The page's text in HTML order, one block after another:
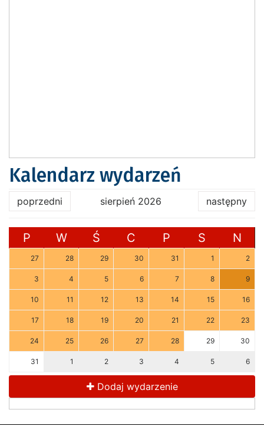
Kalendarz wydarzeń
poprzedni sierpień 2026 następny
P W Ś C P S N
27 28 29 30 31 1 2
3 4 5 6 7 8 9
10 11 12 13 14 15 16
17 18 19 20 21 22 23
24 25 26 27 28 29 30
31 1 2 3 4 5 6
Dodaj wydarzenie